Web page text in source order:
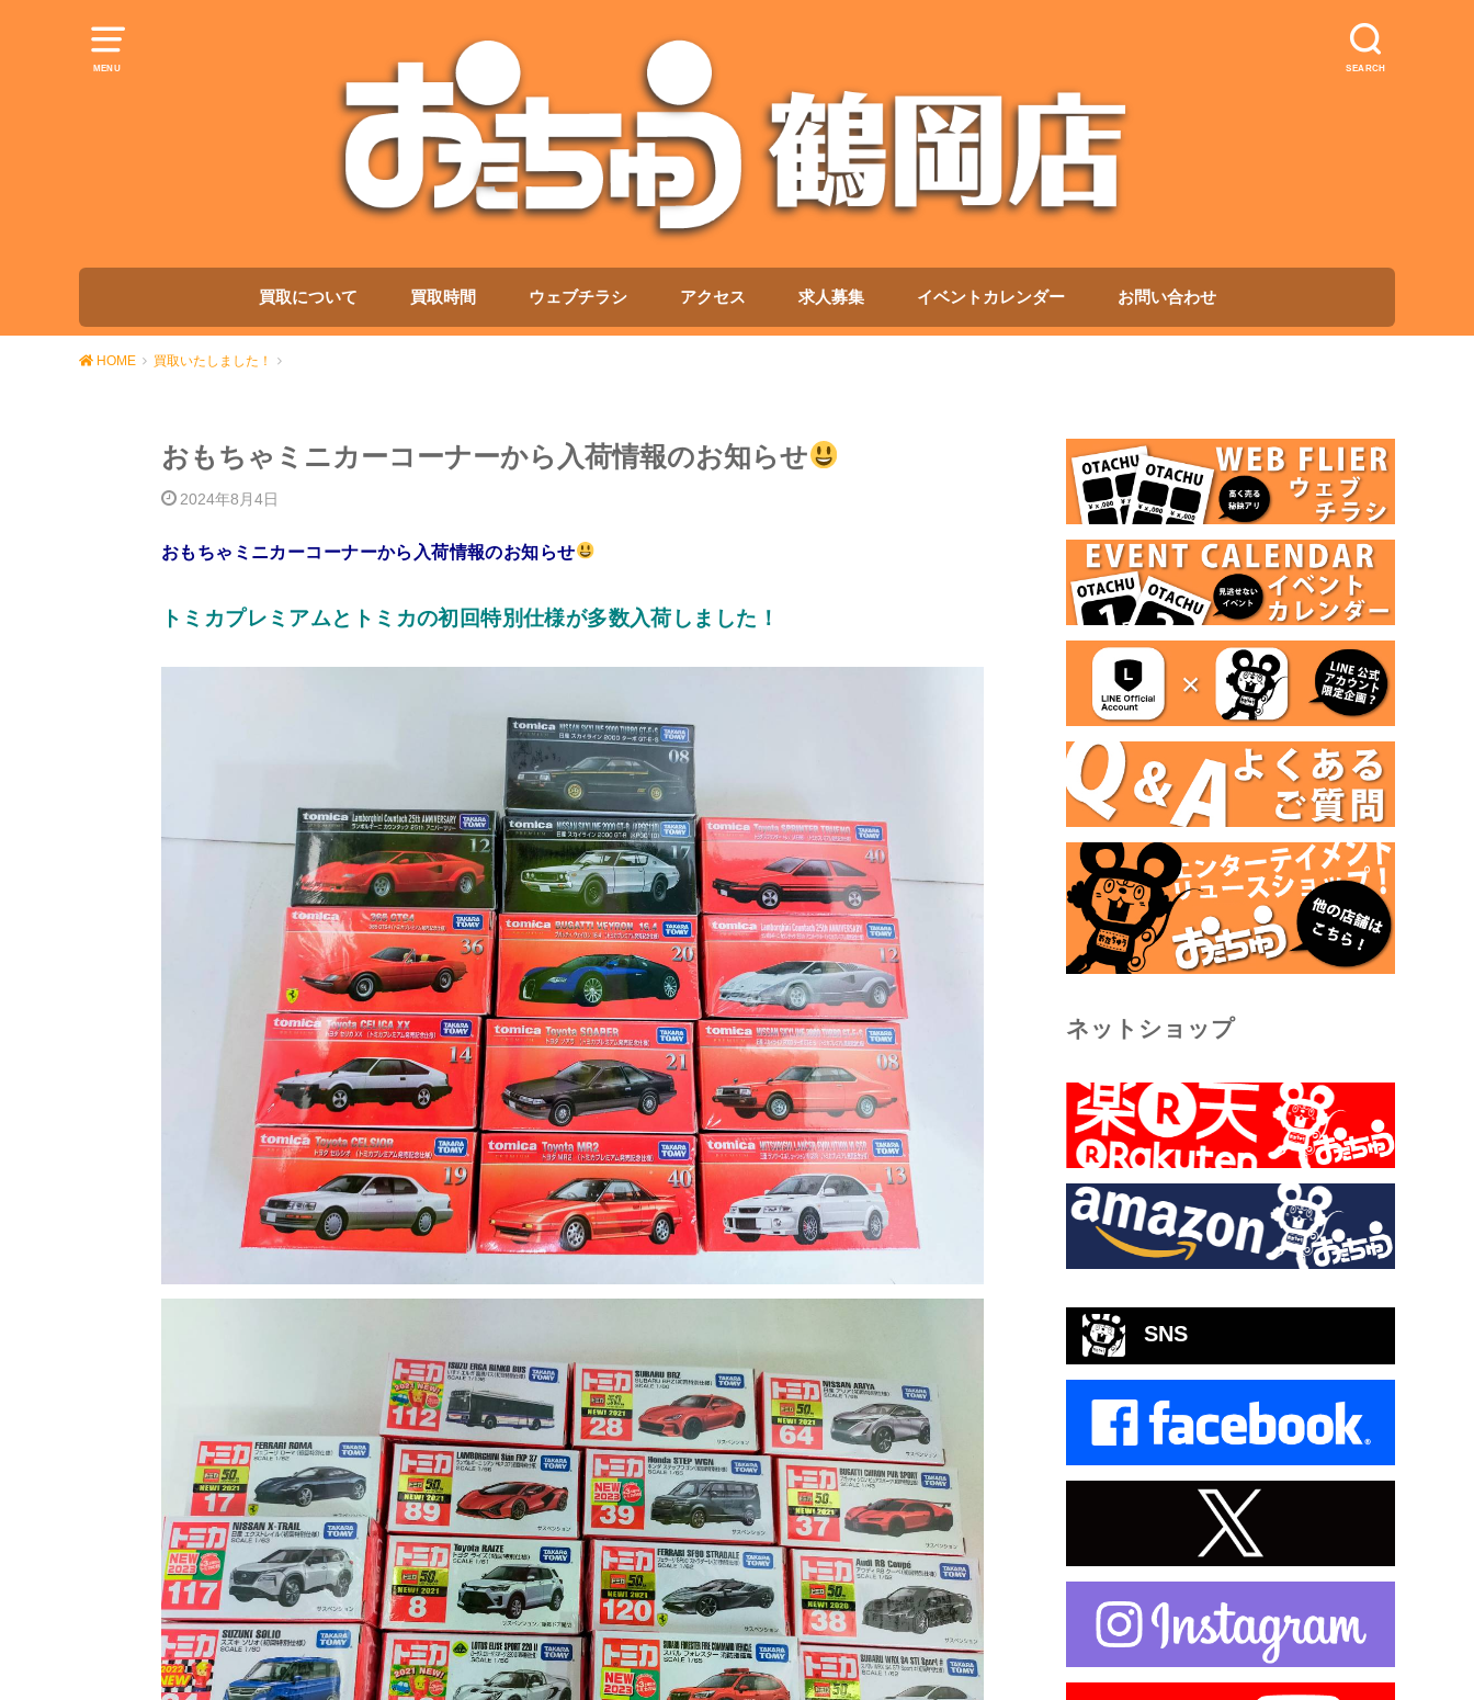
MENU SEARCH
買取について 買取時間 ウェブチラシ アクセス 求人募集 イベントカレンダー お問い合わせ
HOME 買取いたしました！
おもちゃミニカーコーナーから入荷情報のお知らせ
2024年8月4日
おもちゃミニカーコーナーから入荷情報のお知らせ
トミカプレミアムとトミカの初回特別仕様が多数入荷しました！
ネットショップ
SNS